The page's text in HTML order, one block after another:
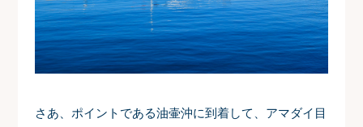
さあ、ポイントである油壷沖に到着して、アマダイ目